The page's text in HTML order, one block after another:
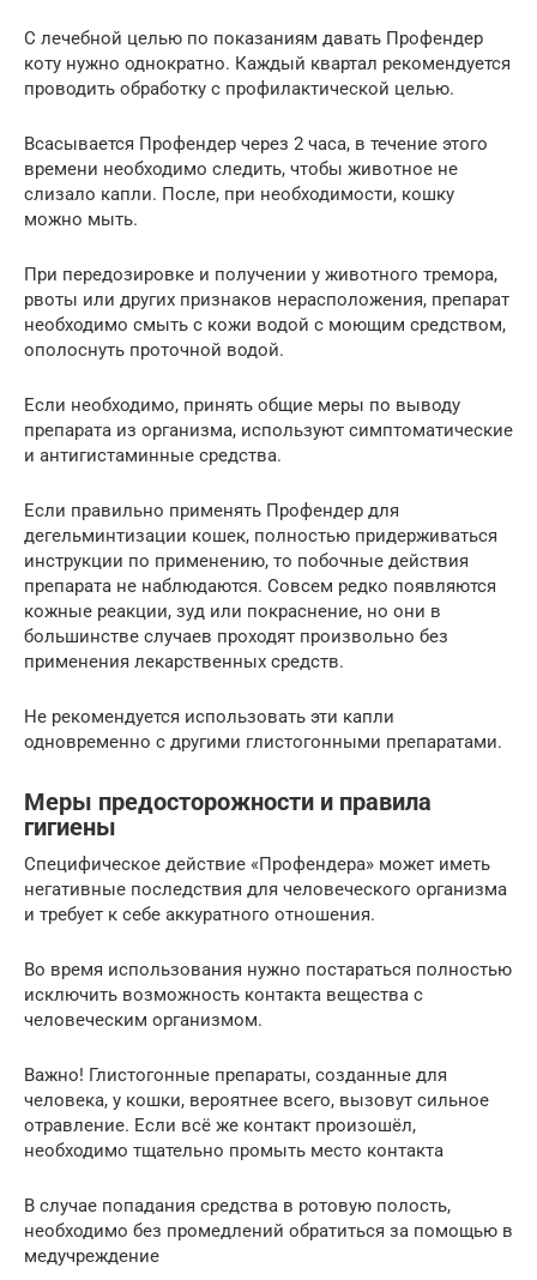
С лечебной целью по показаниям давать Профендер
коту нужно однократно. Каждый квартал рекомендуется
проводить обработку с профилактической целью.
Всасывается Профендер через 2 часа, в течение этого
времени необходимо следить, чтобы животное не
слизало капли. После, при необходимости, кошку
можно мыть.
При передозировке и получении у животного тремора,
рвоты или других признаков нерасположения, препарат
необходимо смыть с кожи водой с моющим средством,
ополоснуть проточной водой.
Если необходимо, принять общие меры по выводу
препарата из организма, используют симптоматические
и антигистаминные средства.
Если правильно применять Профендер для
дегельминтизации кошек, полностью придерживаться
инструкции по применению, то побочные действия
препарата не наблюдаются. Совсем редко появляются
кожные реакции, зуд или покраснение, но они в
большинстве случаев проходят произвольно без
применения лекарственных средств.
Не рекомендуется использовать эти капли
одновременно с другими глистогонными препаратами.
Меры предосторожности и правила
гигиены
Специфическое действие «Профендера» может иметь
негативные последствия для человеческого организма
и требует к себе аккуратного отношения.
Во время использования нужно постараться полностью
исключить возможность контакта вещества с
человеческим организмом.
Важно! Глистогонные препараты, созданные для
человека, у кошки, вероятнее всего, вызовут сильное
отравление. Если всё же контакт произошёл,
необходимо тщательно промыть место контакта
В случае попадания средства в ротовую полость,
необходимо без промедлений обратиться за помощью в
медучреждение